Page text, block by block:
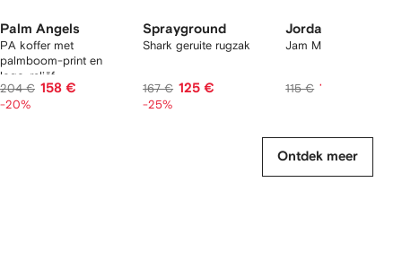
Palm Angels
PA koffer met
palmboom-print en
logo-reliëf
204 € 158 €
-20%
Sprayground
Shark geruite rugzak
167 € 125 €
-25%
Jordan
Jam Monogram
115 € 111 €
Ontdek meer